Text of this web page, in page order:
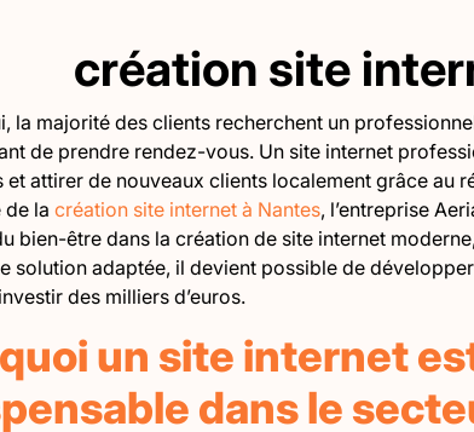
création site
la majorité des clients recherchent un
de prendre rendez-vous. Un site internet
et attirer de nouveaux clients localement grâce au
de la création site internet à Nantes, l’entreprise
bien-être dans la création de site internet
solution adaptée, il devient possible de
des milliers d’euros.
un site internet
dans le